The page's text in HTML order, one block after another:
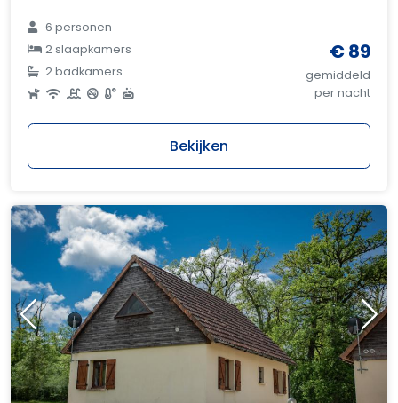
6 personen
2 slaapkamers
2 badkamers
€ 89
gemiddeld
per nacht
Bekijken